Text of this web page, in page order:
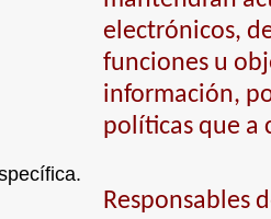
electrónicos,
funciones u
información,
políticas que a
Responsables